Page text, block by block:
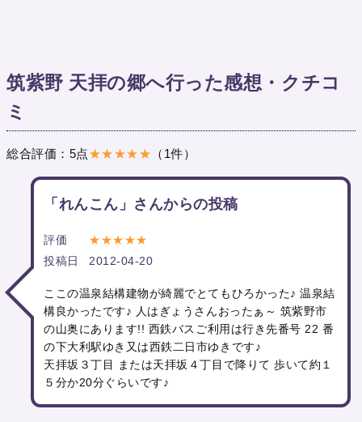
筑紫野 天拝の郷へ行った感想・クチコ
ミ
総合評価：5点★★★★★ （1件）
「れんこん」さんからの投稿
評価
★★★★★
投稿日
2012-04-20
ここの温泉結構建物が綺麗でとてもひろかった♪ 温泉結
構良かったです♪ 人はぎょうさんおったぁ～ 筑紫野市
の山奥にあります!! 西鉄バスご利用は行き先番号 22 番
の下大利駅ゆき又は西鉄二日市ゆきです♪
天拝坂３丁目 または天拝坂４丁目で降りて 歩いて約１
５分か20分ぐらいです♪